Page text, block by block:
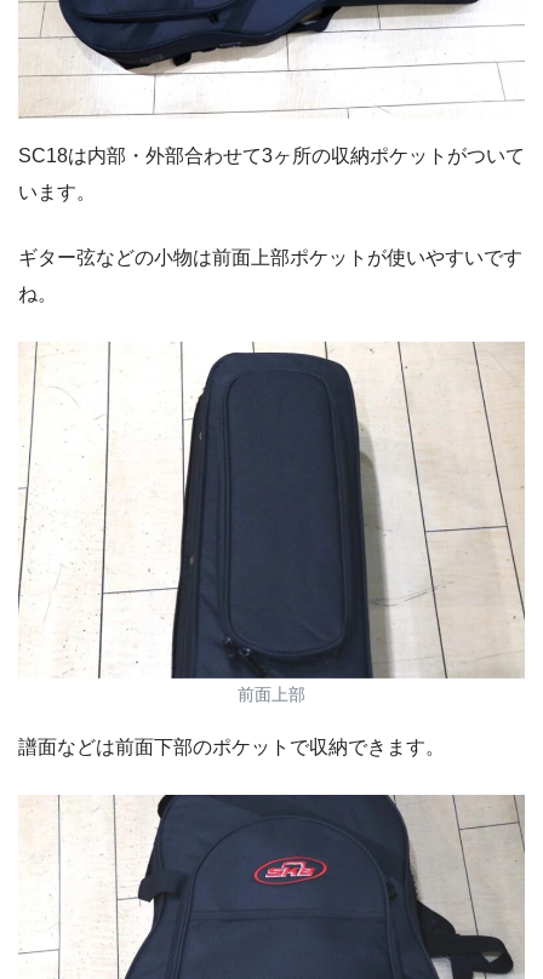
SC18は内部・外部合わせて3ヶ所の収納ポケットがついて
います。
ギター弦などの小物は前面上部ポケットが使いやすいです
ね。
前面上部
譜面などは前面下部のポケットで収納できます。